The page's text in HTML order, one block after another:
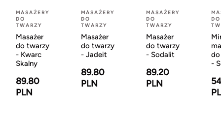
MASAŻERY
DO
TWARZY
Masażer
do twarzy
- Kwarc
Skalny
89.80
PLN
MASAŻERY
DO
TWARZY
Masażer
do twarzy
- Jadeit
89.80
PLN
MASAŻERY
DO
TWARZY
Masażer
do twarzy
- Sodalit
89.20
PLN
DO
-